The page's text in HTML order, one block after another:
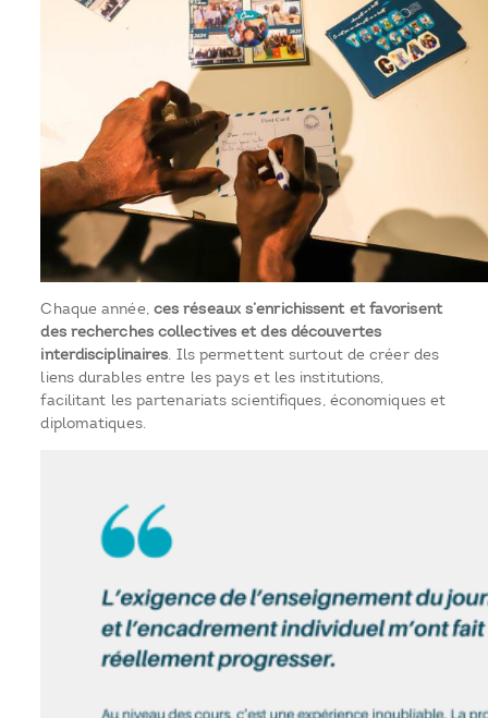
Chaque année, ces réseaux s’enrichissent et favorisent
des recherches collectives et des découvertes
interdisciplinaires. Ils permettent surtout de créer des
liens durables entre les pays et les institutions,
facilitant les partenariats scientifiques, économiques et
diplomatiques.